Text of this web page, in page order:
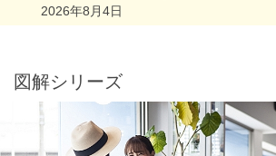
2026年8月4日
図解シリーズ